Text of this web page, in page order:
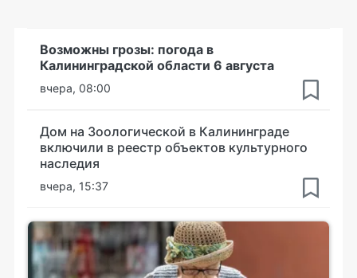
Возможны грозы: погода в
Калининградской области 6 августа
вчера, 08:00
Дом на Зоологической в Калининграде
включили в реестр объектов культурного
наследия
вчера, 15:37